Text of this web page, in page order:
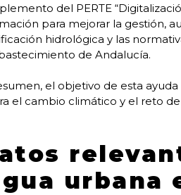
del PERTE
para mejorar la gestión,
hidrológica y las
de Andalucía.
el objetivo de esta
el cambio climático y el reto
urbana